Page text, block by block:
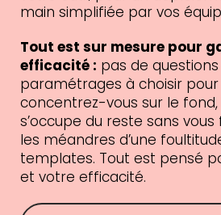
main simplifiée par vos
Tout est sur mesure pour
efficacité : pas de
paramétrages à choisir
concentrez-vous sur le fond,
s’occupe du reste sans
les méandres d’une
templates. Tout est pensé
et votre efficacité.